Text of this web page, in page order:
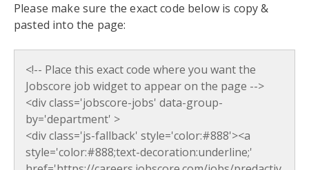
Please make sure the exact code below is copy &
pasted into the page: